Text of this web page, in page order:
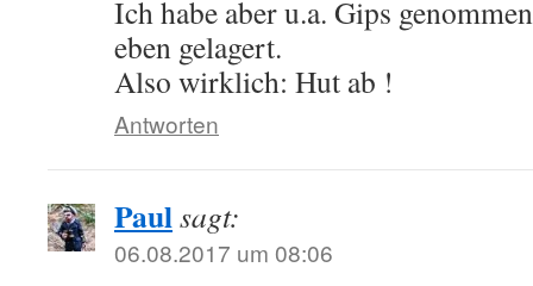
Ich habe aber u.a. Gips
eben gelagert.
Also wirklich: Hut ab !
Antworten
Paulsagt:
06.08.2017 um 08:06